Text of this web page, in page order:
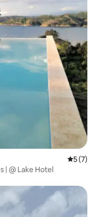
5 (7)
| @ Lake Hotel